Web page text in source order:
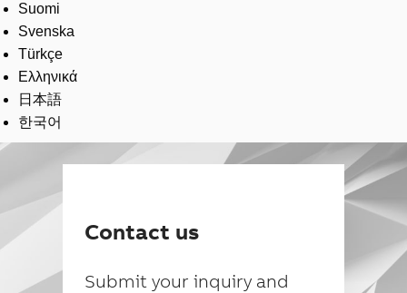
Suomi
Svenska
Türkçe
Ελληνικά
日本語
한국어
Contact us
Submit your inquiry and